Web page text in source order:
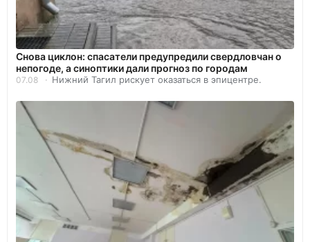
Снова циклон: спасатели предупредили свердловчан о
непогоде, а синоптики дали прогноз по городам
07.08 Нижний Тагил рискует оказаться в эпицентре.